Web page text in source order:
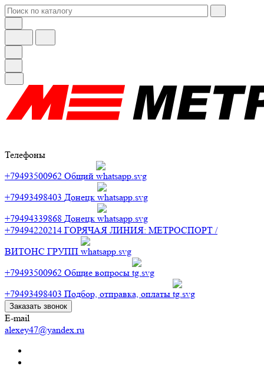
Телефоны
+79493500962 Общий
+79493498403 Донецк
+79494339868 Донецк
+79494220214 ГОРЯЧАЯ ЛИНИЯ: МЕТРОСПОРТ /
ВИТОНС ГРУПП
+79493500962 Общие вопросы
+79493498403 Подбор, отправка, оплаты
Заказать звонок
E-mail
alexey47@yandex.ru